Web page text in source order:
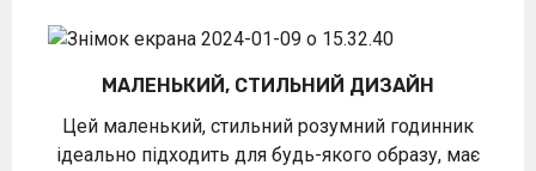
МАЛЕНЬКИЙ, СТИЛЬНИЙ ДИЗАЙН
Цей маленький, стильний розумний годинник
ідеально підходить для будь-якого образу, має